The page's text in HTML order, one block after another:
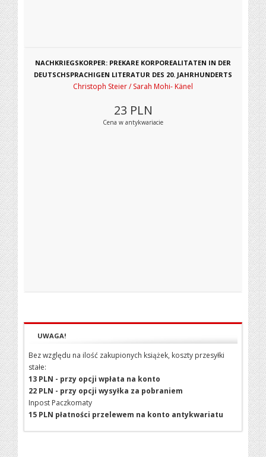
NACHKRIEGSKORPER: PREKARE KORPOREALITATEN IN DER
DEUTSCHSPRACHIGEN LITERATUR DES 20. JAHRHUNDERTS
Christoph Steier / Sarah Mohi- Känel
23 PLN
Cena w antykwariacie
UWAGA!
Bez względu na ilość zakupionych książek, koszty przesyłki
stałe:
13 PLN - przy opcji wpłata na konto
22 PLN - przy opcji wysyłka za pobraniem
Inpost Paczkomaty
15 PLN płatności przelewem na konto antykwariatu